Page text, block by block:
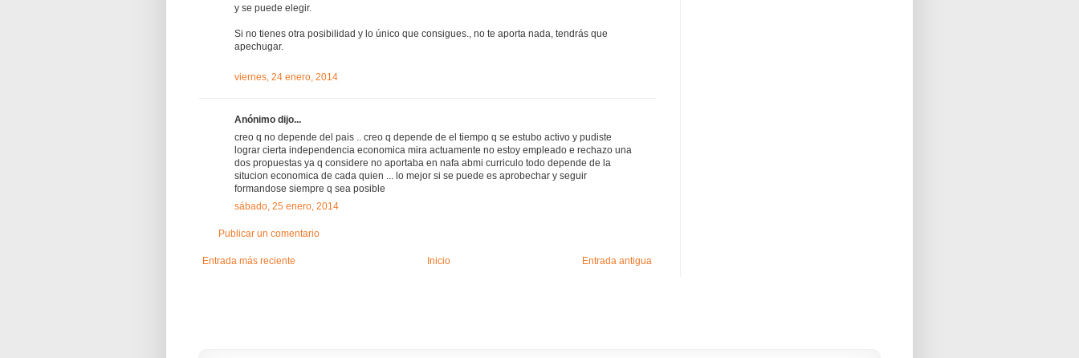
y se puede elegir.
Si no tienes otra posibilidad y lo único que consigues., no te aporta nada, tendrás que
apechugar.
viernes, 24 enero, 2014
Anónimo dijo...
creo q no depende del pais .. creo q depende de el tiempo q se estubo activo y pudiste
lograr cierta independencia economica mira actuamente no estoy empleado e rechazo una
dos propuestas ya q considere no aportaba en nafa abmi curriculo todo depende de la
situcion economica de cada quien ... lo mejor si se puede es aprobechar y seguir
formandose siempre q sea posible
sábado, 25 enero, 2014
Publicar un comentario
Entrada más reciente Entrada antigua
Inicio